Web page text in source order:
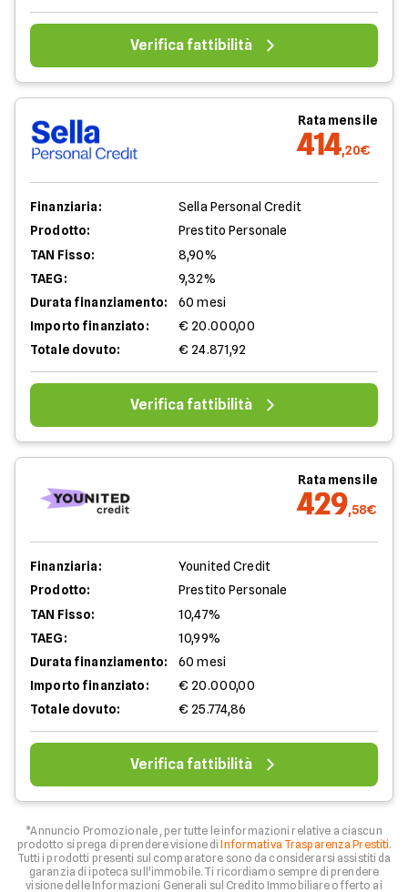
Verifica fattibilità
Rata mensile
414,20€
Finanziaria:
Sella Personal Credit
Prodotto:
Prestito Personale
TAN Fisso:
8,90%
TAEG:
9,32%
Durata finanziamento:
60 mesi
Importo finanziato:
€ 20.000,00
Totale dovuto:
€ 24.871,92
Verifica fattibilità
Rata mensile
429,58€
Finanziaria:
Younited Credit
Prodotto:
Prestito Personale
TAN Fisso:
10,47%
TAEG:
10,99%
Durata finanziamento:
60 mesi
Importo finanziato:
€ 20.000,00
Totale dovuto:
€ 25.774,86
Verifica fattibilità
*Annuncio Promozionale , per tutte le informazioni relative a ciascun
prodotto si prega di prendere visione diInformativa Trasparenza Prestiti.
Tutti i prodotti presenti sul comparatore sono da considerarsi assistiti da
garanzia di ipoteca sull'immobile. Ti ricordiamo sempre di prendere
visione delle Informazioni Generali sul Credito Immobiliare offerto ai